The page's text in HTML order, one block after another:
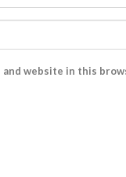
and website in this